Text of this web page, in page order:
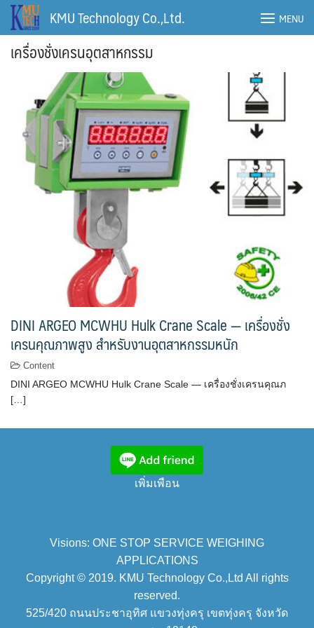
Skip
content
KMU Technology Co.,Ltd. MENU
เครื่องชั่งเครนอุตสาหกรรม
DINI ARGEO MCWHU Hulk Crane Scale — เครื่องชั่ง
เครนคุณภาพสูง สำหรับงานอุตสาหกรรมหนัก
Content
DINI ARGEO MCWHU Hulk Crane Scale — เครื่องชั่งเครนคุณภ
[…]
เพิ่มเพือน
Visions: ONE STOP SERVICE WEIGHING
APPLICATIONS
Copyright © 2019. KMU Technology Co.,Ltd All rights
reserved.
525/420 ถนนประชาอุทิศ แขวงทุ่งครุ เขตทุ่งครุ จังหวัด